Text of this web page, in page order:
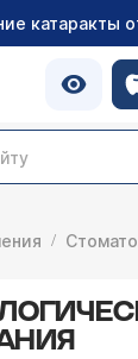
катаракты